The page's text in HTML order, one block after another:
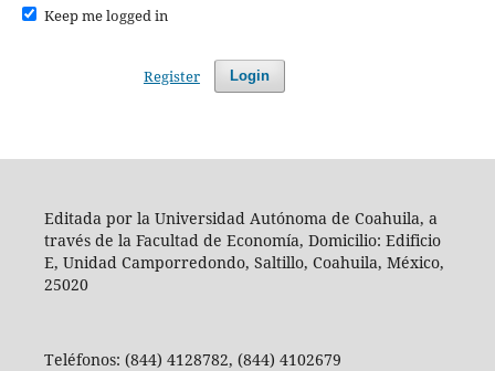
Keep me logged in
Login
Register
Editada por la Universidad Autónoma de Coahuila, a
través de la Facultad de Economía, Domicilio: Edificio
E, Unidad Camporredondo, Saltillo, Coahuila, México,
25020
Teléfonos: (844) 4128782, (844) 4102679